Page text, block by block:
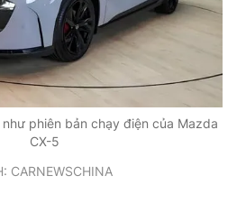
phiên bản chạy điện của Mazda
CX-5
CARNEWSCHINA